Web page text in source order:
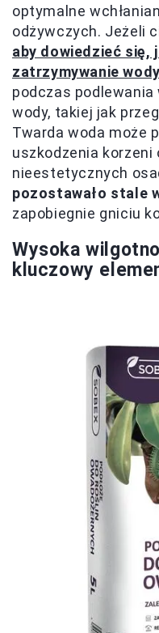
optymalne
odżywczych. Jeżeli
aby dowiedzieć się,
zatrzymywanie
podczas
wody, takiej jak
Twarda woda może
uszkodzenia
nieestetycznych
pozostawało stale
zapobiegnie gniciu
Wysoka
kluczowy